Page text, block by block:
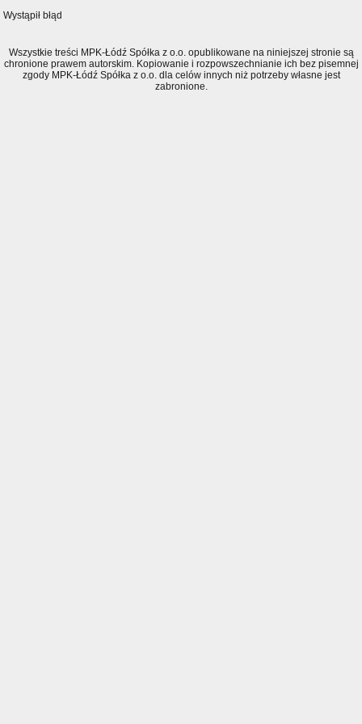
Wystąpił błąd
Wszystkie treści MPK-Łódź Spółka z o.o. opublikowane na niniejszej stronie są
chronione prawem autorskim. Kopiowanie i rozpowszechnianie ich bez pisemnej
zgody MPK-Łódź Spółka z o.o. dla celów innych niż potrzeby własne jest
zabronione.